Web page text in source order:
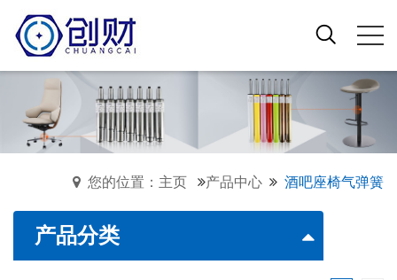
您的位置：主页 产品中心 酒吧座椅气弹簧
产品分类